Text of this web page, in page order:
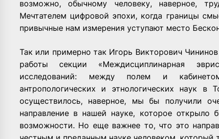
возможно, обычному человеку, наверное,
Мечтателем цифровой эпохи, когда границы
привычные нам измерения уступают место
Так или примерно так Игорь Викторович
работы секции «Междисциплинарная
исследований: между полем и
антропологических и этнологических наук
осуществилось, наверное, мы бы получили
направление в нашей науке, которое открыло
возможности. Но еще важнее то, что это